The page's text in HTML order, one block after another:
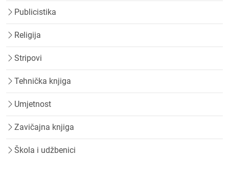
Publicistika
Religija
Stripovi
Tehnička knjiga
Umjetnost
Zavičajna knjiga
Škola i udžbenici